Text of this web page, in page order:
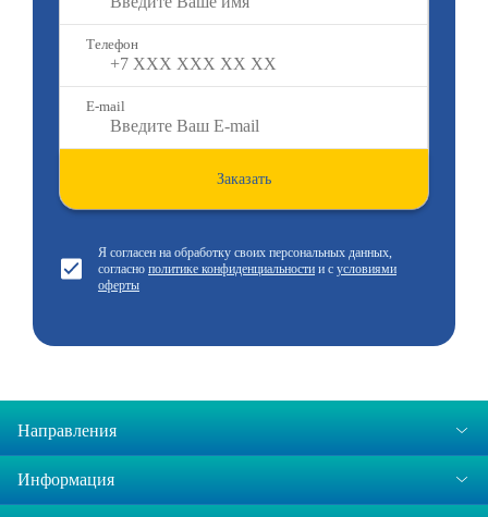
Телефон
E-mail
Заказать
Я согласен на обработку своих персональных данных,
согласно политике конфиденциальности и с условиями
оферты
Направления
Информация